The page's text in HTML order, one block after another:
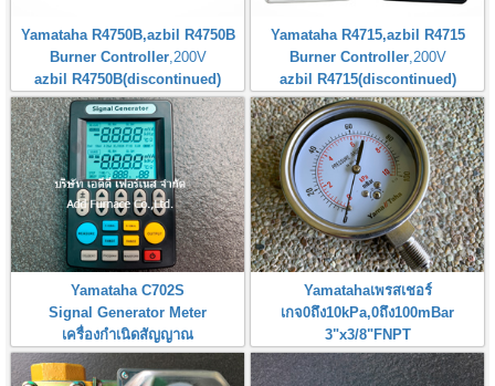
Yamataha R4750B,azbil R4750B
Burner Controller,200V
azbil R4750B(discontinued)
Yamataha R4715,azbil R4715
Burner Controller,200V
azbil R4715(discontinued)
Yamataha C702S
Signal Generator Meter
เครื่องกำเนิดสัญญาณ
Yamatahaเพรสเชอร์
เกจ0ถึง10kPa,0ถึง100mBar
3"x3/8"FNPT
Pressure Gauge 0-10kPa,0-
100mBar